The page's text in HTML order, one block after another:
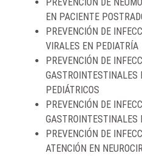
EN PACIENTE
PREVENCIÓN DE
VIRALES EN PEDIATRÍA
PREVENCIÓN DE
GASTROINTESTINALES
PEDIÁTRICOS
PREVENCIÓN DE
GASTROINTESTINALES
PREVENCIÓN DE
ATENCIÓN EN